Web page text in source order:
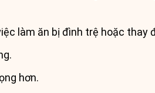
làm ăn bị đình trệ hoặc thay
hơn.